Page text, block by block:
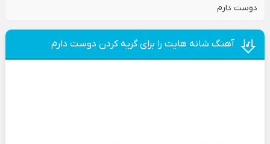
دوست دارم
آهنگ شانه هایت را برای گریه کردن دوست دارم